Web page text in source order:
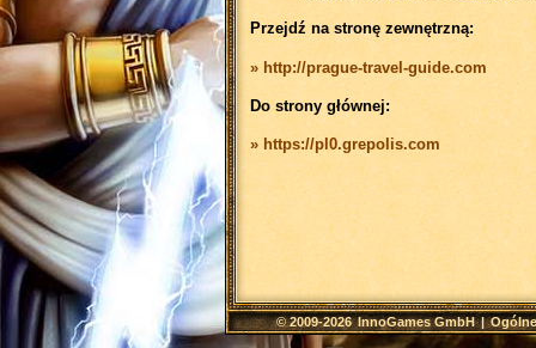
Przejdź na stronę zewnętrzną:
» http://prague-travel-guide.com
Do strony głównej:
» https://pl0.grepolis.com
© 2009-2026InnoGames GmbH|